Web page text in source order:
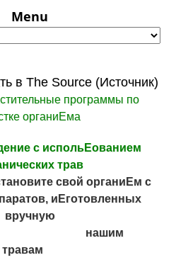
Menu
в The Source (Источник)
программы по
органиЕма
с испольЕованием
трав
свой органиЕм с
иЕготовленных
вручную